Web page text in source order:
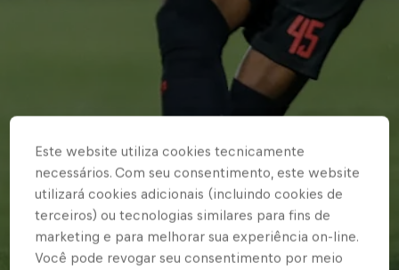
Este website utiliza cookies tecnicamente
necessários. Com seu consentimento, este website
utilizará cookies adicionais (incluindo cookies de
terceiros) ou tecnologias similares para fins de
marketing e para melhorar sua experiência on-line.
Você pode revogar seu consentimento por meio